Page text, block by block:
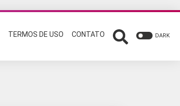
TERMOS DE USO CONTATO DARK